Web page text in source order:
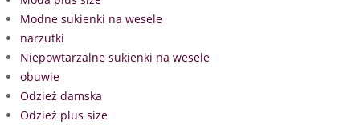
Modne sukienki na wesele
narzutki
Niepowtarzalne sukienki na wesele
obuwie
Odzież damska
Odzież plus size